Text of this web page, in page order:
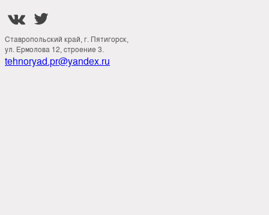
 
Ставропольский край, г. Пятигорск,
ул. Ермолова 12, строение 3.
tehnoryad.pr@yandex.ru